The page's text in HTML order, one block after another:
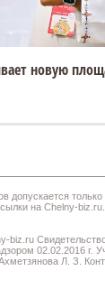
новую
допускается
на Chelny-
biz.ru
02.02.2016 г.
Л. З.